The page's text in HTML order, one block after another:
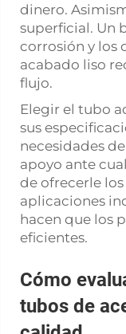
dinero.
superficial. Un
corrosión y los
acabado liso
flujo.
Elegir el tubo
sus
necesidades
apoyo ante
de ofrecerle
aplicaciones
hacen que los
eficientes.
Cómo
tubos de